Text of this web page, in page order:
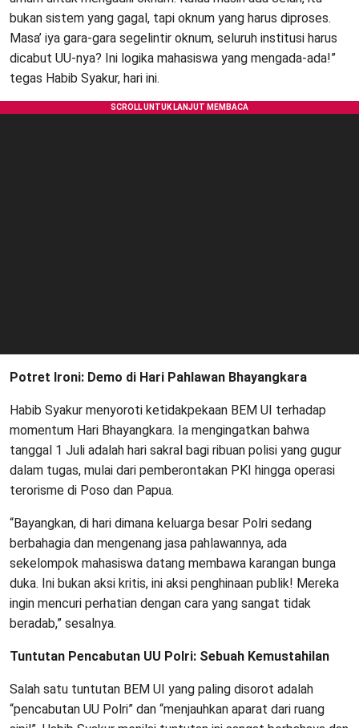
bukan sistem yang gagal, tapi oknum yang harus diproses.
Masa’ iya gara-gara segelintir oknum, seluruh institusi harus
dicabut UU-nya? Ini logika mahasiswa yang mengada-ada!”
tegas Habib Syakur, hari ini.
Potret Ironi: Demo di Hari Pahlawan Bhayangkara
Habib Syakur menyoroti ketidakpekaan BEM UI terhadap
momentum Hari Bhayangkara. Ia mengingatkan bahwa
tanggal 1 Juli adalah hari sakral bagi ribuan polisi yang gugur
dalam tugas, mulai dari pemberontakan PKI hingga operasi
terorisme di Poso dan Papua.
“Bayangkan, di hari dimana keluarga besar Polri sedang
berbahagia dan mengenang jasa pahlawannya, ada
sekelompok mahasiswa datang membawa karangan bunga
duka. Ini bukan aksi kritis, ini aksi penghinaan publik! Mereka
ingin mencuri perhatian dengan cara yang sangat tidak
beradab,” sesalnya.
Tuntutan Pencabutan UU Polri: Sebuah Kemustahilan
Salah satu tuntutan BEM UI yang paling disorot adalah
“pencabutan UU Polri” dan “menjauhkan aparat dari ruang